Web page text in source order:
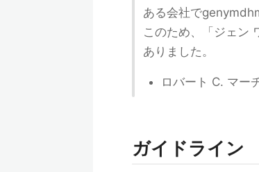
ある会社で
このため、「ジェン
ありました。
ロバート C. マー
ガイドライン